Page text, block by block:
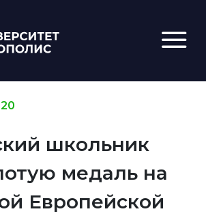
школьник
медаль на
Европейской